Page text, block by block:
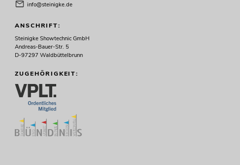
info@steinigke.de
ANSCHRIFT:
Steinigke Showtechnic GmbH
Andreas-Bauer-Str. 5
D-97297 Waldbüttelbrunn
ZUGEHÖRIGKEIT: